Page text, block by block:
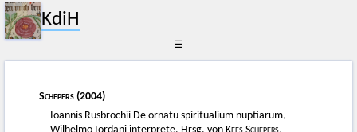
KdiH
☰
Schepers (2004)
Ioannis Rusbrochii De ornatu spiritualium nuptiarum,